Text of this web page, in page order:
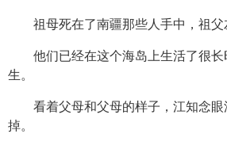
祖母死在了南疆那些人手中，祖父
他们已经在这个海岛上生活了很
生。
看着父母和父母的样子，江知念
掉。